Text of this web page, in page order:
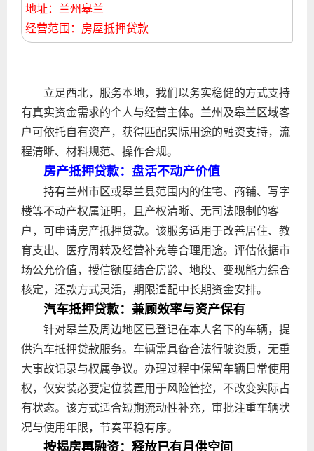
地址：兰州皋兰
经营范围：房屋抵押贷款
立足西北，服务本地，我们以务实稳健的方式支持
有真实资金需求的个人与经营主体。兰州及皋兰区域客
户可依托自有资产，获得匹配实际用途的融资支持，流
程清晰、材料规范、操作合规。
房产抵押贷款：盘活不动产价值
持有兰州市区或皋兰县范围内的住宅、商铺、写字
楼等不动产权属证明，且产权清晰、无司法限制的客
户，可申请房产抵押贷款。该服务适用于改善居住、教
育支出、医疗周转及经营补充等合理用途。评估依据市
场公允价值，授信额度结合房龄、地段、变现能力综合
核定，还款方式灵活，期限适配中长期资金安排。
汽车抵押贷款：兼顾效率与资产保有
针对皋兰及周边地区已登记在本人名下的车辆，提
供汽车抵押贷款服务。车辆需具备合法行驶资质，无重
大事故记录与权属争议。办理过程中保留车辆日常使用
权，仅安装必要定位装置用于风险管控，不改变实际占
有状态。该方式适合短期流动性补充，审批注重车辆状
况与使用年限，节奏平稳有序。
按揭房再融资：释放已有月供空间